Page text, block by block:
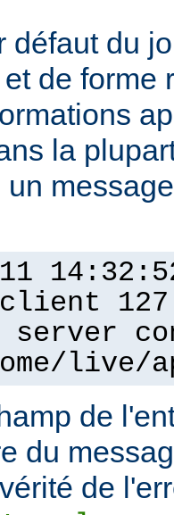
défaut du
de forme
la
server
live/
de
du
de